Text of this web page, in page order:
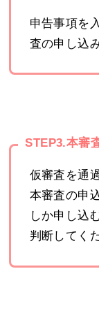
申告事項を
査の申し込
STEP3.本審
仮審査を通
本審査の申
しか申し込
判断してく